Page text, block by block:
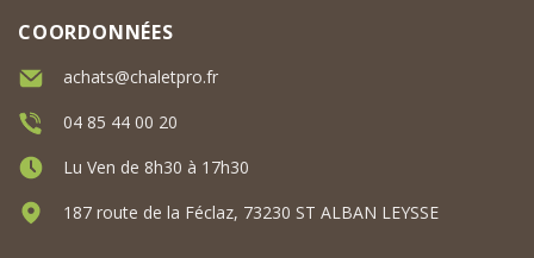
COORDONNÉES
achats@chaletpro.fr
04 85 44 00 20
Lu Ven de 8h30 à 17h30
187 route de la Féclaz, 73230 ST ALBAN LEYSSE